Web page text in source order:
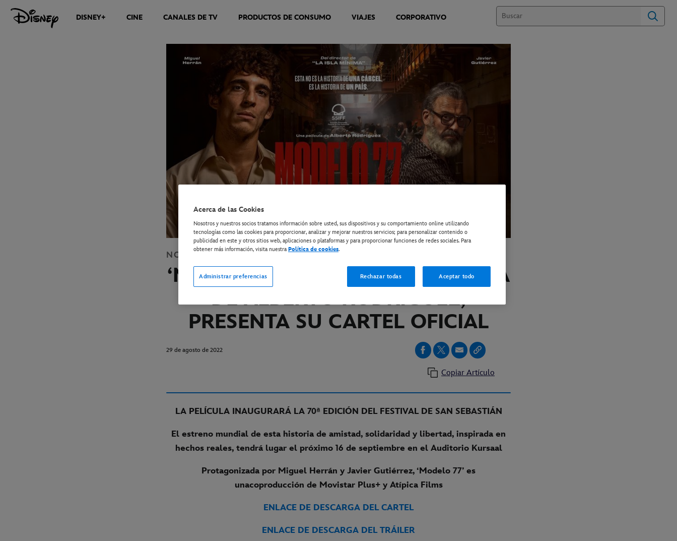
DISNEY+ CINE CANALES DE TV PRODUCTOS DE CONSUMO VIAJES CORPORATIVO
NOTICIAS
‘MODELO 77’, LA NUEVA PELÍCULA
DE ALBERTO RODRÍGUEZ,
PRESENTA SU CARTEL OFICIAL
29 de agosto de 2022
Copiar Artículo
LA PELÍCULA INAUGURARÁ LA 70ª EDICIÓN DEL FESTIVAL DE SAN SEBASTIÁN
El estreno mundial de esta historia de amistad, solidaridad y libertad, inspirada en
hechos reales, tendrá lugar el próximo 16 de septiembre en el Auditorio Kursaal
Protagonizada por Miguel Herrán y Javier Gutiérrez, ‘Modelo 77’ es
unacoproducción de Movistar Plus+ y Atípica Films
ENLACE DE DESCARGA DEL CARTEL
ENLACE DE DESCARGA DEL TRÁILER
Acerca de las Cookies
Nosotros y nuestros socios tratamos información sobre usted, sus dispositivos y su comportamiento online utilizando
tecnologías como las cookies para proporcionar, analizar y mejorar nuestros servicios; para personalizar contenido o
publicidad en este y otros sitios web, aplicaciones o plataformas y para proporcionar funciones de redes sociales. Para
obtener más información, visita nuestra Política de cookies.
Administrar preferencias Rechazar todas Aceptar todo